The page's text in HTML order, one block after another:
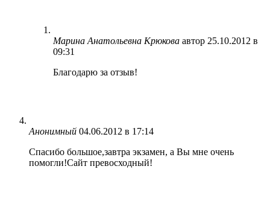
Марина Анатольевна Крюкова автор 25.10.2012 в
09:31
Благодарю за отзыв!
Анонимный 04.06.2012 в 17:14
Спасибо большое,завтра экзамен, а Вы мне очень
помогли!Сайт превосходный!